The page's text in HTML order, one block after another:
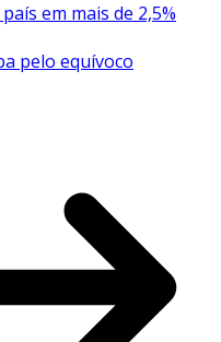
em mais de 2,5%
pelo equívoco